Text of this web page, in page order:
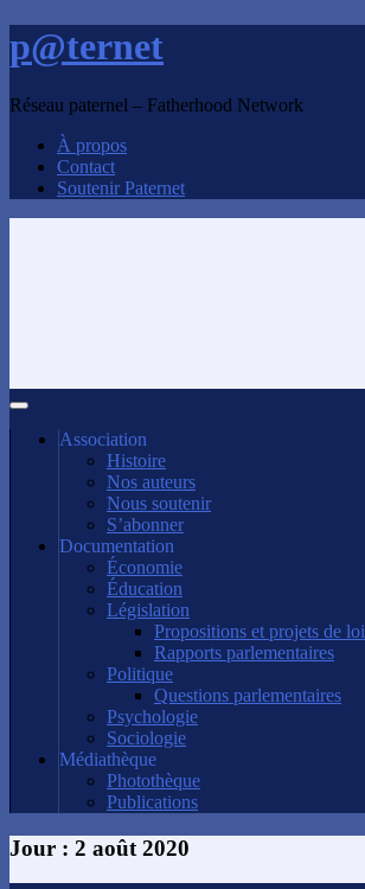
p@ternet
Réseau paternel – Fatherhood Network
À propos
Contact
Soutenir Paternet
Association
Histoire
Nos auteurs
Nous soutenir
S’abonner
Documentation
Économie
Éducation
Législation
Propositions et projets de loi
Rapports parlementaires
Politique
Questions parlementaires
Psychologie
Sociologie
Médiathèque
Photothèque
Publications
Jour : 2 août 2020